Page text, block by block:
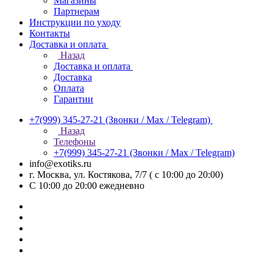
Партнерам
Инструкции по уходу
Контакты
Доставка и оплата
Назад
Доставка и оплата
Доставка
Оплата
Гарантии
+7(999) 345-27-21 (Звонки / Max / Telegram)
Назад
Телефоны
+7(999) 345-27-21 (Звонки / Max / Telegram)
info@exotiks.ru
г. Москва, ул. Костякова, 7/7 ( с 10:00 до 20:00)
С 10:00 до 20:00 ежедневно